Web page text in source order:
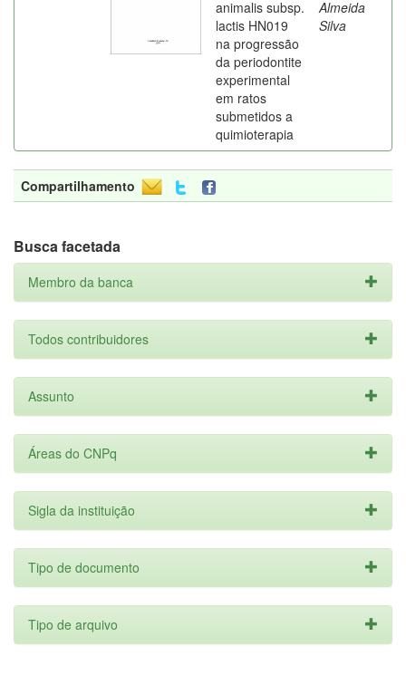
animalis subsp.
lactis HN019
na progressão
da periodontite
experimental
em ratos
submetidos a
quimioterapia
Almeida
Silva
Compartilhamento
Busca facetada
Membro da banca
Todos contribuidores
Assunto
Áreas do CNPq
Sigla da instituição
Tipo de documento
Tipo de arquivo